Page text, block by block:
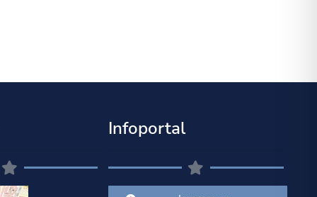
Infoportal